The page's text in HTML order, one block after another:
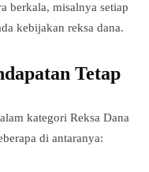
berkala, misalnya setiap
kebijakan reksa dana.
Tetap
kategori Reksa Dana
di antaranya: